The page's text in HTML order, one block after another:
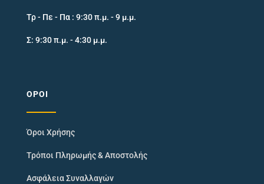
Τρ - Πε - Πα : 9:30 π.μ. - 9 μ.μ.
Σ: 9:30 π.μ. - 4:30 μ.μ.
ΌΡΟΙ
Όροι Χρήσης
Τρόποι Πληρωμής & Αποστολής
Ασφάλεια Συναλλαγών